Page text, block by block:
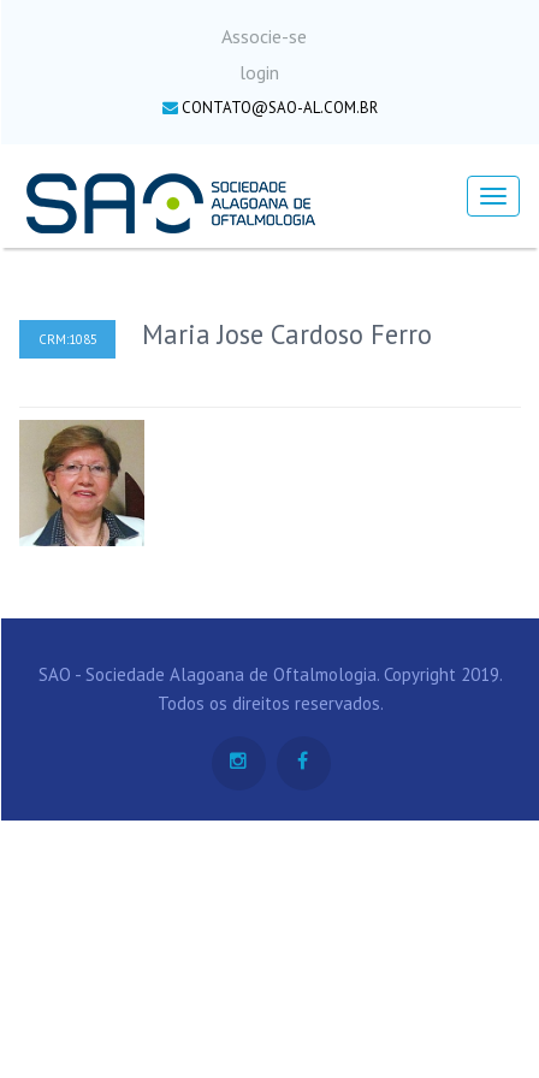
Associe-se
login
CONTATO@SAO-AL.COM.BR
Menu
CRM:1085 Maria Jose Cardoso Ferro
SAO - Sociedade Alagoana de Oftalmologia. Copyright 2019.
Todos os direitos reservados.